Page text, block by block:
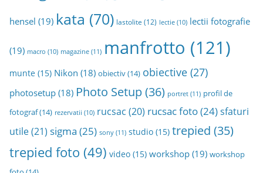
hensel (19) kata (70) lastolite (12) lectie (10) lectii fotografie
(19) macro (10) magazine (11) manfrotto (121)
munte (15) Nikon (18) obiectiv(14) obiective (27)
photosetup (18) Photo Setup(36) portret (11) profil de
fotograf(14) rezervatii (10) rucsac (20) rucsac foto(24)sfaturi
utile(21) sigma (25) sony (11) studio (15) trepied (35)
trepied foto (49) video (15) workshop (19) workshop